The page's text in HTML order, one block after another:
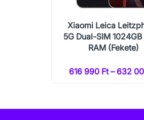
Xiaomi Leica
5G Dual-SIM 1024GB
RAM (Fekete)
616 990 Ft – 632